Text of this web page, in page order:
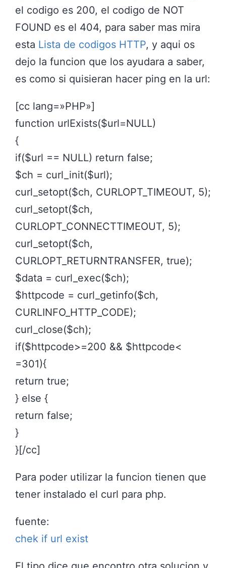
el codigo es 200, el codigo de NOT
FOUND es el 404, para saber mas mira
esta Lista de codigos HTTP, y aqui os
dejo la funcion que los ayudara a saber,
es como si quisieran hacer ping en la url:
[cc lang=»PHP»]
function urlExists($url=NULL)
{
if($url == NULL) return false;
$ch = curl_init($url);
curl_setopt($ch, CURLOPT_TIMEOUT, 5);
curl_setopt($ch,
CURLOPT_CONNECTTIMEOUT, 5);
curl_setopt($ch,
CURLOPT_RETURNTRANSFER, true);
$data = curl_exec($ch);
$httpcode = curl_getinfo($ch,
CURLINFO_HTTP_CODE);
curl_close($ch);
if($httpcode>=200 && $httpcode<
=301){
return true;
} else {
return false;
}
}[/cc]
Para poder utilizar la funcion tienen que
tener instalado el curl para php.
fuente:
chek if url exist